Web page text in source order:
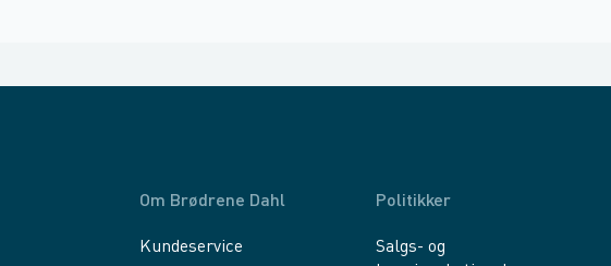
Om Brødrene Dahl
Kundeservice
Politikker
Salgs- og